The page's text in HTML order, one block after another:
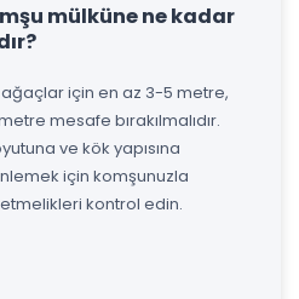
mülküne ne kadar
için en az 3-5 metre,
mesafe bırakılmalıdır.
ve kök yapısına
için komşunuzla
kontrol edin.